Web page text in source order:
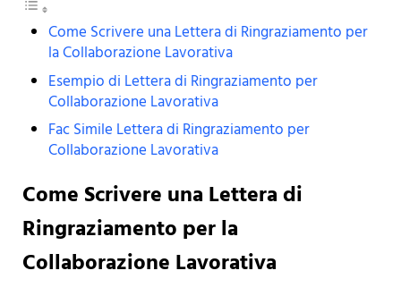
Come Scrivere una Lettera di Ringraziamento per
la Collaborazione Lavorativa
Esempio di Lettera di Ringraziamento per
Collaborazione Lavorativa
Fac Simile Lettera di Ringraziamento per
Collaborazione Lavorativa
Come Scrivere una Lettera di
Ringraziamento per la
Collaborazione Lavorativa